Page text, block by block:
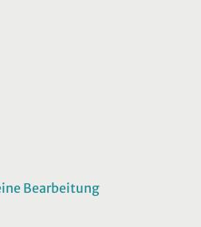
Bearbeitung